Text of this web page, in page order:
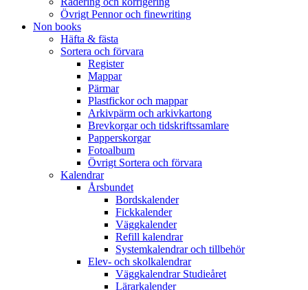
Övrigt Pennor och finewriting
Non books
Häfta & fästa
Sortera och förvara
Register
Mappar
Pärmar
Plastfickor och mappar
Arkivpärm och arkivkartong
Brevkorgar och tidskriftssamlare
Papperskorgar
Fotoalbum
Övrigt Sortera och förvara
Kalendrar
Årsbundet
Bordskalender
Fickkalender
Väggkalender
Refill kalendrar
Systemkalendrar och tillbehör
Elev- och skolkalendrar
Väggkalendrar Studieåret
Lärarkalender